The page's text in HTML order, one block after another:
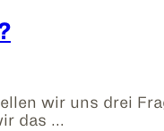
wir uns drei
das …